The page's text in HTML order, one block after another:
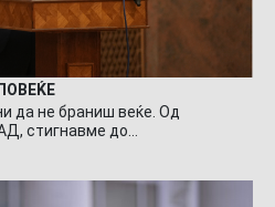
да не браниш веќе. Од
стигнавме до…